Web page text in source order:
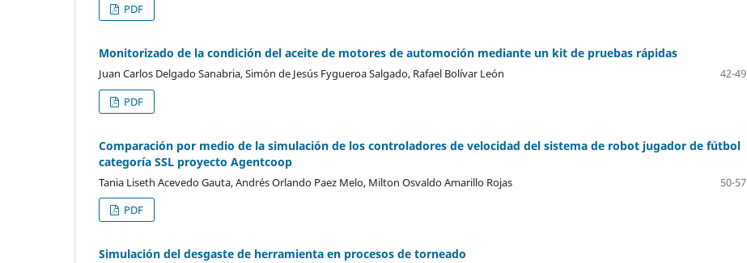
PDF
Monitorizado de la condición del aceite de motores de automoción mediante un kit de pruebas rápidas
Juan Carlos Delgado Sanabria, Simón de Jesús Fygueroa Salgado, Rafael Bolívar León
42-49
PDF
Comparación por medio de la simulación de los controladores de velocidad del sistema de robot jugador de fútbol
categoría SSL proyecto Agentcoop
Tania Liseth Acevedo Gauta, Andrés Orlando Paez Melo, Milton Osvaldo Amarillo Rojas
50-57
PDF
Simulación del desgaste de herramienta en procesos de torneado